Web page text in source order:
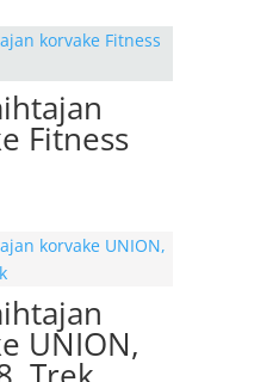
Fitness
UNION,